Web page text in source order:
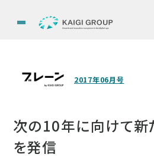
2017年06月号
次の10年に向けて新
を発信